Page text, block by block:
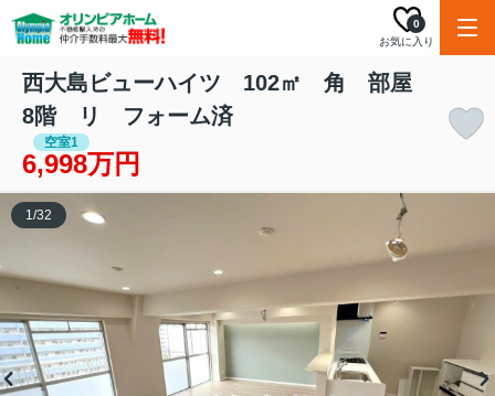
お気に入り
0
西大島ビューハイツ 102㎡ 角 部屋
8階 リ フォーム済
空室1
6,998万円
1/32